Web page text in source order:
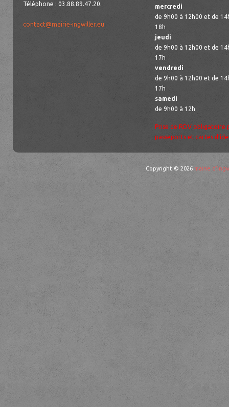
Téléphone : 03.88.89.47.20.
contact@mairie-ingwiller.eu
mercredi
de 9h00 à 12h00 et de
18h
jeudi
de 9h00 à 12h00 et de
17h
vendredi
de 9h00 à 12h00 et de
17h
samedi
de 9h00 à 12h
Prise de RDV obligatoire
passeports et cartes
Copyright © 2026 mairie